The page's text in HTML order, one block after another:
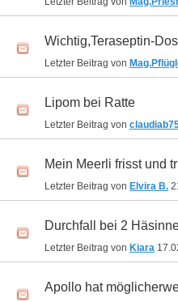
Wichtig,Teraseptin-
Letzter Beitrag von
Lipom bei Ratte
Letzter Beitrag von
Mein Meerli frisst und
Letzter Beitrag von Elvira B.
Durchfall bei 2
Letzter Beitrag von Kiara
Apollo hat